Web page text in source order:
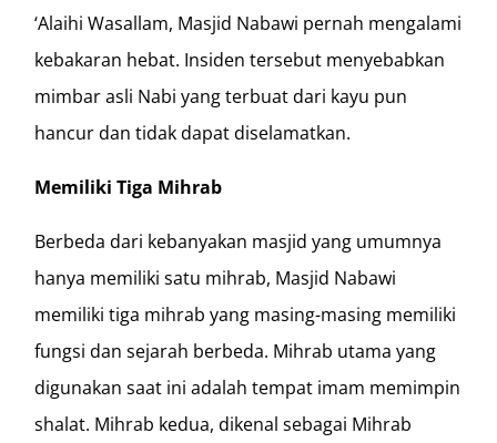
‘Alaihi Wasallam, Masjid Nabawi pernah mengalami
kebakaran hebat. Insiden tersebut menyebabkan
mimbar asli Nabi yang terbuat dari kayu pun
hancur dan tidak dapat diselamatkan.
Memiliki Tiga Mihrab
Berbeda dari kebanyakan masjid yang umumnya
hanya memiliki satu mihrab, Masjid Nabawi
memiliki tiga mihrab yang masing-masing memiliki
fungsi dan sejarah berbeda. Mihrab utama yang
digunakan saat ini adalah tempat imam memimpin
shalat. Mihrab kedua, dikenal sebagai Mihrab